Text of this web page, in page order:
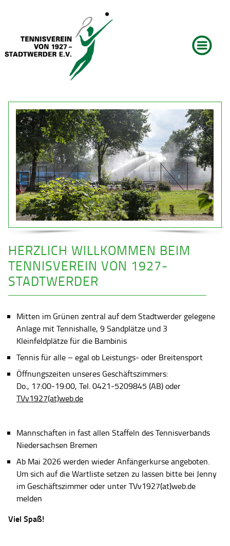
HERZLICH WILLKOMMEN BEIM
TENNISVEREIN VON 1927-
STADTWERDER
Mitten im Grünen zentral auf dem Stadtwerder gelegene
Anlage mit Tennishalle, 9 Sandplätze und 3
Kleinfeldplätze für die Bambinis
Tennis für alle – egal ob Leistungs- oder Breitensport
Öffnungszeiten unseres Geschäftszimmers:
Do., 17:00-19:00, Tel. 0421-5209845 (AB) oder
TVv1927(at)web.de
Mannschaften in fast allen Staffeln des Tennisverbands
Niedersachsen Bremen
Ab Mai 2026 werden wieder Anfängerkurse angeboten.
Um sich auf die Wartliste setzen zu lassen bitte bei Jenny
im Geschäftszimmer oder unter TVv1927(at)web.de
melden
Viel Spaß!